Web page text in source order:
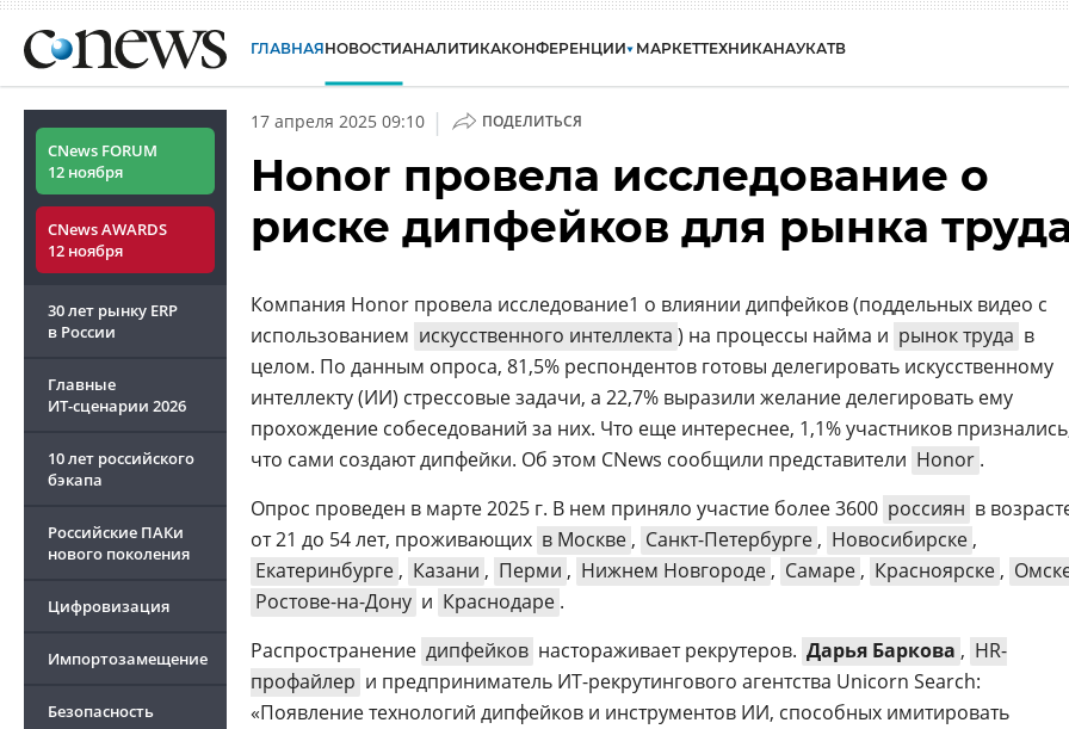
ГЛАВНАЯНОВОСТИАНАЛИТИКАКОНФЕРЕНЦИИ МАРКЕТТЕХНИКАНАУКАТВ
CNews FORUM
12 ноября
CNews AWARDS
12 ноября
30 лет рынку ERP
в России
Главные
ИТ-сценарии 2026
10 лет российского
бэкапа
Российские ПАКи
нового поколения
Цифровизация
Импортозамещение
Безопасность
17 апреля 2025 09:10 | ПОДЕЛИТЬСЯ
Honor провела исследование о
риске дипфейков для рынка
Компания Honor провела исследование1 о влиянии дипфейков (поддельных видео с
использованием искусственного интеллекта ) на процессы найма и рынок труда в
целом. По данным опроса, 81,5% респондентов готовы делегировать искусственному
интеллекту (ИИ) стрессовые задачи, а 22,7% выразили желание делегировать ему
прохождение собеседований за них. Что еще интереснее, 1,1% участников
что сами создают дипфейки. Об этом CNews сообщили представители Honor .
Опрос проведен в марте 2025 г. В нем приняло участие более 3600 россиян в
от 21 до 54 лет, проживающих в Москве , Санкт-Петербурге , Новосибирске ,
Екатеринбурге , Казани , Перми , Нижнем Новгороде , Самаре , Красноярске ,
Ростове-на-Дону и Краснодаре .
Распространение дипфейков настораживает рекрутеров. Дарья Баркова , HR-
профайлер и предприниматель ИТ-рекрутингового агентства Unicorn Search:
«Появление технологий дипфейков и инструментов ИИ, способных имитировать